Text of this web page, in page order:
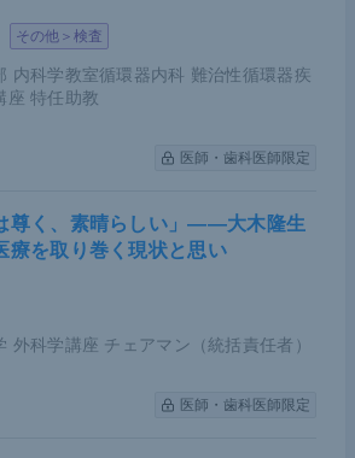
その他＞検査
内科学教室循環器内科 難治性循環器疾
座 特任助教
医師・歯科医師限定
尊く、素晴らしい」――大木隆生
療を取り巻く現状と思い
外科学講座 チェアマン（統括責任者）
医師・歯科医師限定